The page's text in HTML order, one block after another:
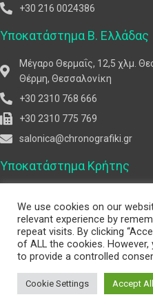
+30 216 0024386
Υποκατάστημα Β. Ελλάδας
Μέγαρο Θερμαΐς, 12,5 χλμ.
Θέρμη, Θεσσαλονίκη
+30 2310 768 666
+30 2310 775 769
salonica@chronografiki.gr
Υποκατάστημα Κρήτης
+30 2810 231 751
+30 2810 360 752
crete@chronografiki.gr
We use cookies on our
relevant experience by
repeat visits. By clicking
of ALL the cookies.
to provide a controlled
Cookie Settings Accept All